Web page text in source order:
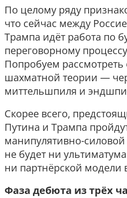
По целому ряду
что сейчас между
Трампа идёт работа по
переговорному
Попробуем
шахматной теории —
миттельшпиля и
Скорее всего,
Путина и Трампа
манипулятивно-
не будет ни
ни партнёрской модели
Фаза дебюта из трёх